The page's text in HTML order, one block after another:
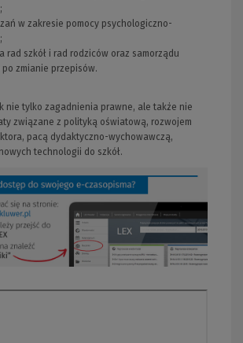
w zakresie pomocy psychologiczno-
rad szkół i rad rodziców oraz samorządu
zmianie przepisów.
nie tylko zagadnienia prawne, ale także nie
związane z polityką oświatową, rozwojem
pacą dydaktyczno-wychowawczą,
technologii do szkół.